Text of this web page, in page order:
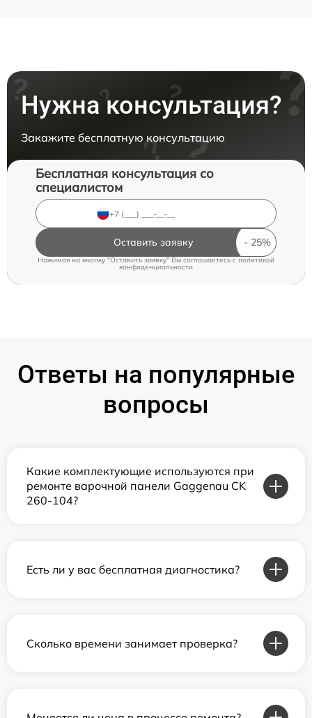
Нужна консультация?
Закажите бесплатную консультацию
Бесплатная консультация со
специалистом
Оставить заявку
Нажимая на кнопку "Оставить заявку" Вы соглашаетесь cполитикой
конфиденциальности
Ответы на популярные
вопросы
Какие комплектующие используются при
ремонте варочной панели Gaggenau CK
260-104?
Есть ли у вас бесплатная диагностика?
Сколько времени занимает проверка?